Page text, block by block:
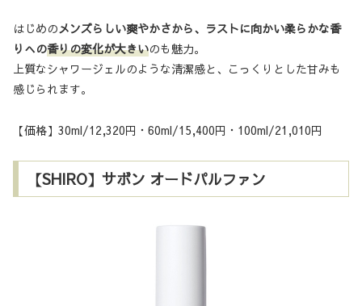
はじめのメンズらしい爽やかさから、ラストに向かい柔らかな香
りへの香りの変化が大きいのも魅力。
上質なシャワージェルのような清潔感と、こっくりとした甘みも
感じられます。
【価格】30ml/12,320円・60ml/15,400円・100ml/21,010円
【SHIRO】サボン オードパルファン